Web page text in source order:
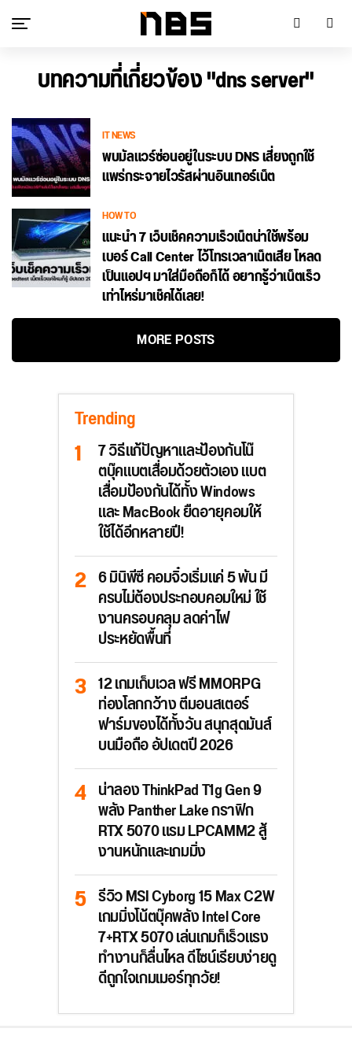
บทความที่เกี่ยวข้อง "dns server"
IT NEWS
พบมัลแวร์ซ่อนอยู่ในระบบ DNS เสี่ยงถูกใช้
แพร่กระจายไวรัสผ่านอินเทอร์เน็ต
HOW TO
แนะนำ 7 เว็บเช็คความเร็วเน็ตน่าใช้พร้อม
เบอร์ Call Center ไว้โทรเวลาเน็ตเสีย โหลด
เป็นแอปฯ มาใส่มือถือก็ได้ อยากรู้ว่าเน็ตเร็ว
เท่าไหร่มาเช็คได้เลย!
MORE POSTS
Trending
7 วิธีแก้ปัญหาและป้องกันโน๊
ตบุ๊คแบตเสื่อมด้วยตัวเอง แบต
เสื่อมป้องกันได้ทั้ง Windows
และ MacBook ยืดอายุคอมให้
ใช้ได้อีกหลายปี!
6 มินิพีซี คอมจิ๋วเริ่มแค่ 5 พัน มี
ครบไม่ต้องประกอบคอมใหม่ ใช้
งานครอบคลุม ลดค่าไฟ
ประหยัดพื้นที่
12 เกมเก็บเวล ฟรี MMORPG
ท่องโลกกว้าง ตีมอนสเตอร์
ฟาร์มของได้ทั้งวัน สนุกสุดมันส์
บนมือถือ อัปเดตปี 2026
น่าลอง ThinkPad T1g Gen 9
พลัง Panther Lake กราฟิก
RTX 5070 แรม LPCAMM2 สู้
งานหนักและเกมมิ่ง
รีวิว MSI Cyborg 15 Max C2W
เกมมิ่งโน้ตบุ๊คพลัง Intel Core
7+RTX 5070 เล่นเกมก็เร็วแรง
ทำงานก็ลื่นไหล ดีไซน์เรียบง่ายดู
ดีถูกใจเกมเมอร์ทุกวัย!